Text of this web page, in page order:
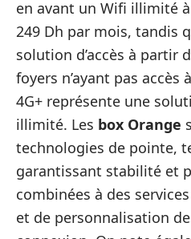
en avant un Wifi illimité
249 Dh par mois, tandis
solution d’accès à partir
foyers n’ayant pas accès
4G+ représente une
illimité. Les box Orange
technologies de pointe,
garantissant stabilité et
combinées à des
et de personnalisation